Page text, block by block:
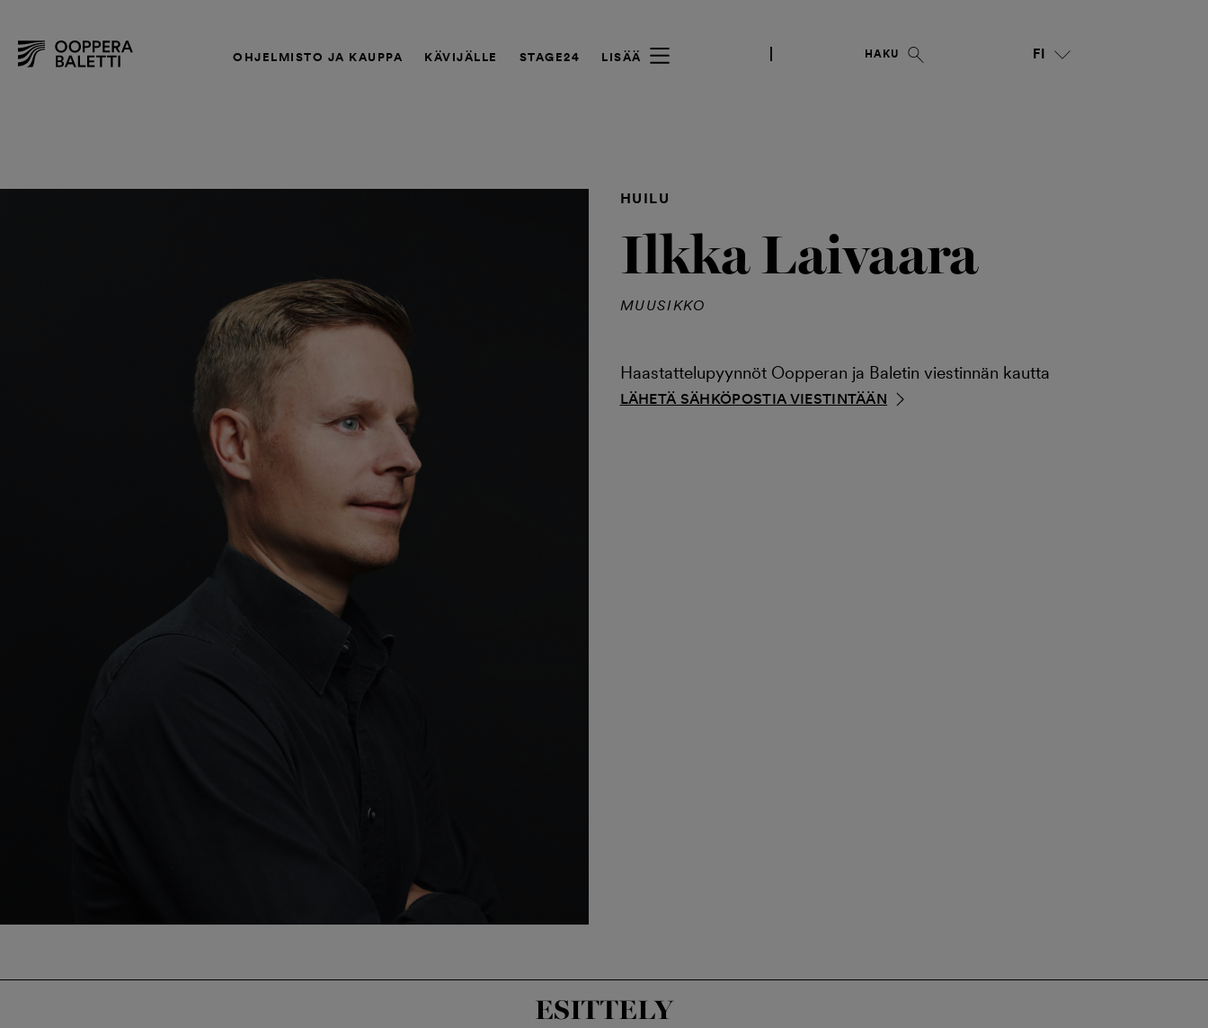
OHJELMISTO JA KAUPPA KÄVIJÄLLE STAGE24 LISÄÄ HAKU FI
HUILU
Ilkka Laivaara
MUUSIKKO
Haastattelupyynnöt Oopperan ja Baletin viestinnän kautta
LÄHETÄ SÄHKÖPOSTIA VIESTINTÄÄN
ESITTELY